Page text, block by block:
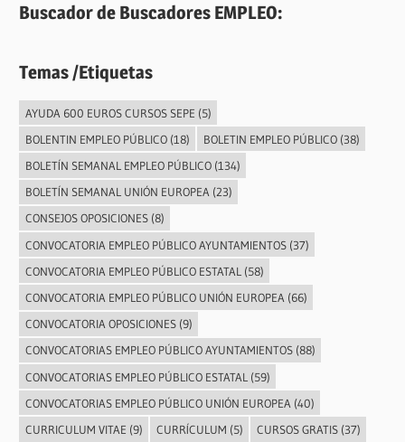
Buscador de Buscadores EMPLEO:
Temas /Etiquetas
AYUDA 600 EUROS CURSOS SEPE (5)
BOLENTIN EMPLEO PÚBLICO(18) BOLETIN EMPLEO PÚBLICO(38)
BOLETÍN SEMANAL EMPLEO PÚBLICO(134)
BOLETÍN SEMANAL UNIÓN EUROPEA(23)
CONSEJOS OPOSICIONES(8)
CONVOCATORIA EMPLEO PÚBLICO AYUNTAMIENTOS(37)
CONVOCATORIA EMPLEO PÚBLICO ESTATAL (58)
CONVOCATORIA EMPLEO PÚBLICO UNIÓN EUROPEA (66)
CONVOCATORIA OPOSICIONES(9)
CONVOCATORIAS EMPLEO PÚBLICO AYUNTAMIENTOS(88)
CONVOCATORIAS EMPLEO PÚBLICO ESTATAL (59)
CONVOCATORIAS EMPLEO PÚBLICO UNIÓN EUROPEA (40)
CURRICULUM VITAE (9) CURRÍCULUM (5) CURSOS GRATIS(37)